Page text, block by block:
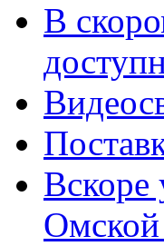
В
Вскоре
Омской